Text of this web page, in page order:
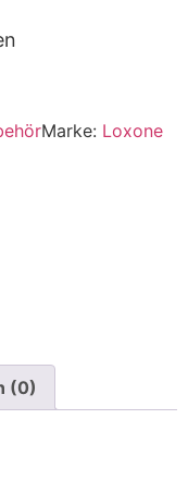
Marke: Loxone
(0)